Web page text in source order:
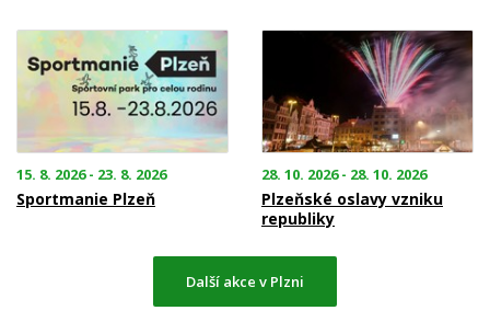
15. 8. 2026 - 23. 8. 2026
Sportmanie Plzeň
28. 10. 2026 - 28. 10. 2026
Plzeňské oslavy vzniku
republiky
Další akce v Plzni